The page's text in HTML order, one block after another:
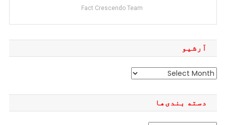
Fact Crescendo Team
آرشیو
آرشیو
دسته بندی‌ها